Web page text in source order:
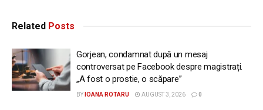
Related Posts
Gorjean, condamnat după un mesaj
controversat pe Facebook despre magistrați.
„A fost o prostie, o scăpare”
BY IOANA ROTARU AUGUST 3, 2026 0